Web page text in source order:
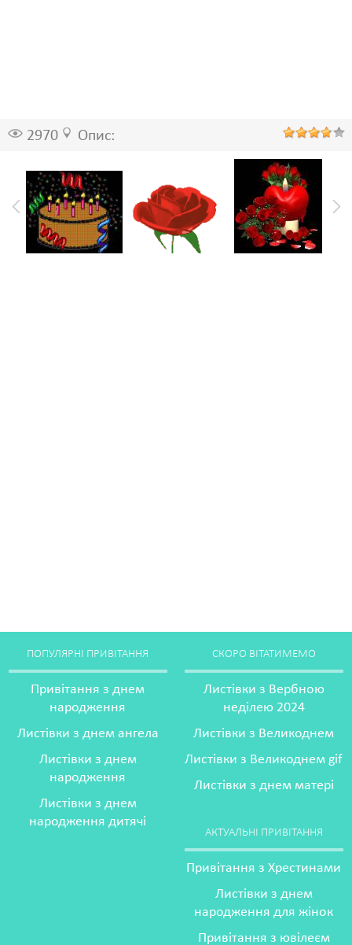
2970 Опис:
ПОПУЛЯРНІ ПРИВІТАННЯ
Привітання з днем
народження
Листівки з днем ангела
Листівки з днем
народження
Листівки з днем
народження дитячі
СКОРО ВІТАТИМЕМО
Листівки з Вербною
неділею 2024
Листівки з Великоднем
Листівки з Великоднем gif
Листівки з днем матері
АКТУАЛЬНІ ПРИВІТАННЯ
Привітання з Хрестинами
Листівки з днем
народження для жінок
Привітання з ювілеєм